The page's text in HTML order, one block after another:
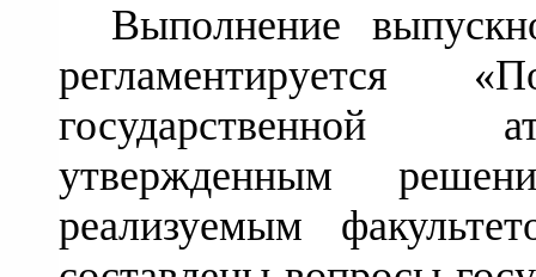
Выполнение
регламентируется
государственной
утвержденным
реализуемым